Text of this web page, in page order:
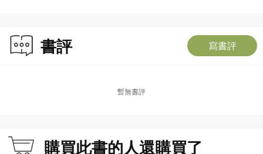
書評 寫書評
暫無書評
購買此書的人還購買了